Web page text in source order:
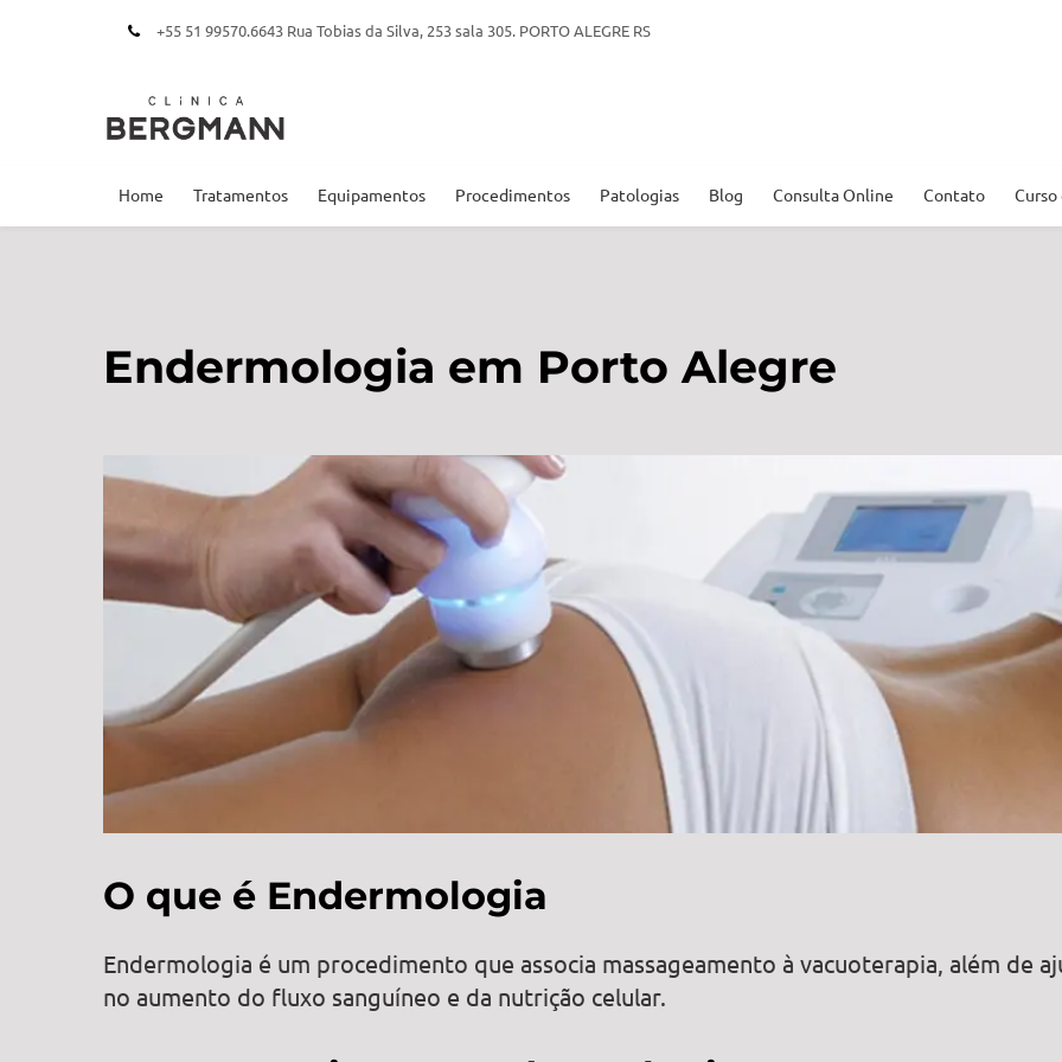
+55 51 99570.6643 Rua Tobias da Silva, 253 sala 305. PORTO ALEGRE RS
Home Tratamentos Equipamentos Procedimentos Patologias Blog Consulta Online Contato
Endermologia em Porto Alegre
O que é Endermologia
Endermologia é um procedimento que associa massageamento à vacuoterapia, além de
no aumento do fluxo sanguíneo e da nutrição celular.